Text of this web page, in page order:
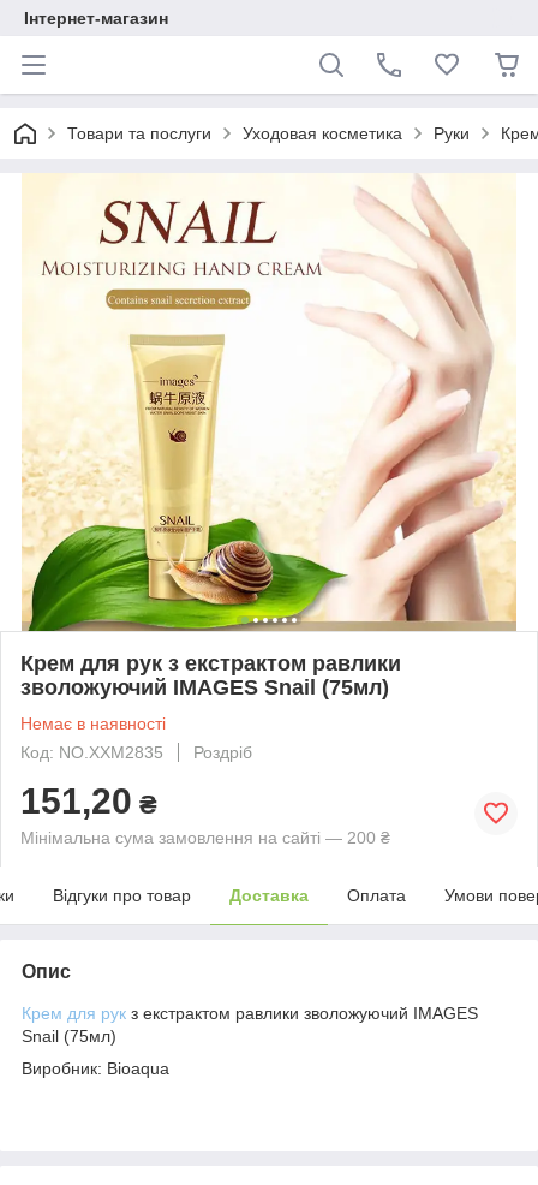
Інтернет-магазин
Товари та послуги Уходовая косметика Руки
Крем для рук з екстрактом равлики
зволожуючий IMAGES Snail (75мл)
Немає в наявності
Код: NO.XXM2835
Роздріб
151,20 ₴
Мінімальна сума замовлення на сайті — 200 ₴
Відгуки про товар Доставка Оплата Умови
Опис
Крем для рук з екстрактом равлики зволожуючий IMAGES
Snail (75мл)
Виробник: Bioaqua